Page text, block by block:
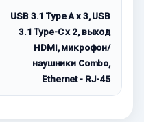
USB 3.1 Type A x 3, USB
3.1 Type-С x 2, выход
HDMI, микрофон/
наушники Combo,
Ethernet - RJ-45